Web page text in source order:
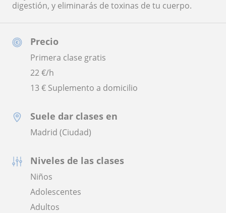
Precio
Primera clase gratis
22€/h
13 € Suplemento a domicilio
Suele dar clases en
Madrid (Ciudad)
Niveles de las clases
Niños
Adolescentes
Adultos
digestión, y eliminarás de toxinas de tu cuerpo.